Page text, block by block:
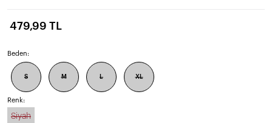
479,99 TL
Beden:
S M L XL
Renk:
Siyah